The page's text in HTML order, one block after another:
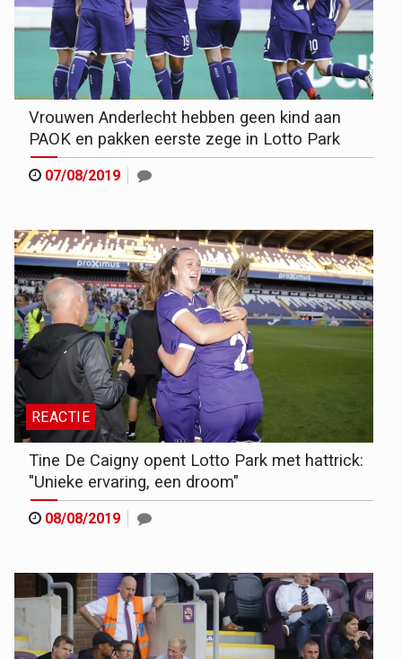
Vrouwen Anderlecht hebben geen kind aan
PAOK en pakken eerste zege in Lotto Park
07/08/2019
REACTIE
Tine De Caigny opent Lotto Park met hattrick:
"Unieke ervaring, een droom"
08/08/2019